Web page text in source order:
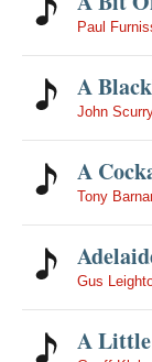
Paul
A
John
A
Tony
Gus
A